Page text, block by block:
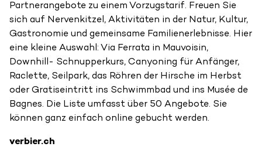
Partnerangebote zu einem Vorzugstarif. Freuen Sie
sich auf Nervenkitzel, Aktivitäten in der Natur, Kultur,
Gastronomie und gemeinsame Familienerlebnisse. Hier
eine kleine Auswahl: Via Ferrata in Mauvoisin,
Downhill- Schnupperkurs, Canyoning für Anfänger,
Raclette, Seilpark, das Röhren der Hirsche im Herbst
oder Gratiseintritt ins Schwimmbad und ins Musée de
Bagnes. Die Liste umfasst über 50 Angebote. Sie
können ganz einfach online gebucht werden.
verbier.ch